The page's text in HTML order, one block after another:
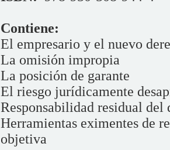
Contiene:
El empresario y el nuevo
La omisión impropia
La posición de garante
El riesgo jurídicamente
Responsabilidad residual del
Herramientas eximentes de
objetiva